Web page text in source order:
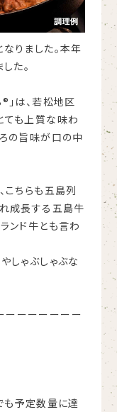
りました。本年
た。
」は、若松地区
ても上質な味わ
の旨味が口の中
こちらも五島列
成長する五島牛
ンド牛とも言わ
しゃぶしゃぶな
ーーーーーーー
も予定数量に達